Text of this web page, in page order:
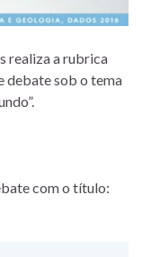
realiza a rubrica
debate sob o tema
com o título: